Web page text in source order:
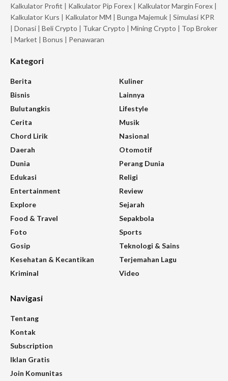
Kalkulator Profit | Kalkulator Pip Forex | Kalkulator Margin Forex |
Kalkulator Kurs | Kalkulator MM | Bunga Majemuk | Simulasi KPR
| Donasi | Beli Crypto | Tukar Crypto | Mining Crypto | Top Broker
| Market | Bonus | Penawaran
Kategori
Berita
Bisnis
Bulutangkis
Cerita
Chord Lirik
Daerah
Dunia
Edukasi
Entertainment
Explore
Food & Travel
Foto
Gosip
Kesehatan & Kecantikan
Kriminal
Kuliner
Lainnya
Lifestyle
Musik
Nasional
Otomotif
Perang Dunia
Religi
Review
Sejarah
Sepakbola
Sports
Teknologi & Sains
Terjemahan Lagu
Video
Navigasi
Tentang
Kontak
Subscription
Iklan Gratis
Join Komunitas